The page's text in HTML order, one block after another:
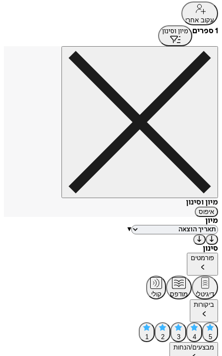
עקוב אחרי
1 ספרים מיון וסינון
מיון וסינון
איפוס
מיון
▾
סינון
פורמטים
דיגיטלי מודפס
קולי
ביקורות
5
4
3
2
1
מבצעים/הנחות